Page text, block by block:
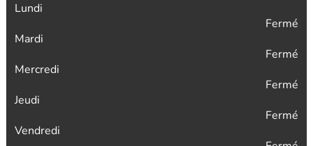
Lundi
Fermé
Mardi
Fermé
Mercredi
Fermé
Jeudi
Fermé
Vendredi